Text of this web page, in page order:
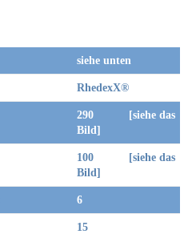
siehe unten
RhedexX®
290 [siehe das
Bild]
100 [siehe das
Bild]
6
15